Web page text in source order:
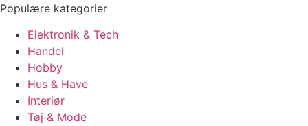
Populære kategorier
Elektronik & Tech
Handel
Hobby
Hus & Have
Interiør
Tøj & Mode